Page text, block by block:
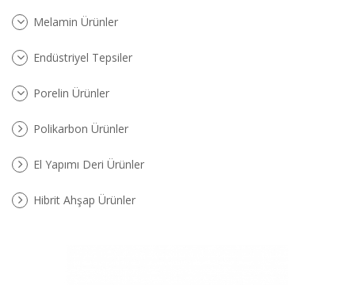
Melamin Ürünler
Endüstriyel Tepsiler
Porelin Ürünler
Polikarbon Ürünler
El Yapımı Deri Ürünler
Hibrit Ahşap Ürünler